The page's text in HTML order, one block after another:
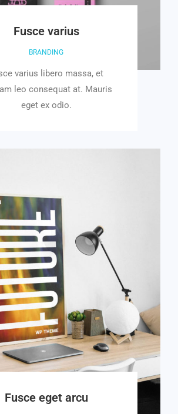
Fusce varius
BRANDING
varius libero massa, et
leo consequat at. Mauris
eget ex odio.
Fusce eget arcu